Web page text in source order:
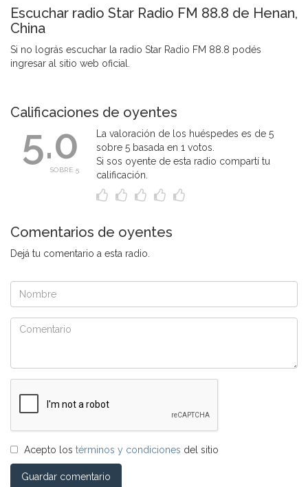
Escuchar radio Star Radio FM 88.8 de Henan,
China
Si no lográs escuchar la radio Star Radio FM 88.8 podés
ingresar al sitio web oficial.
Calificaciones de oyentes
5.0
SOBRE 5
La valoración de los huéspedes es de 5
sobre 5 basada en 1 votos.
Si sos oyente de esta radio compartí tu
calificación.
Comentarios de oyentes
Dejá tu comentario a esta radio.
Acepto los términos y condiciones del sitio
Guardar comentario